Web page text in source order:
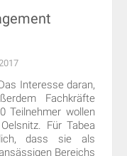
Interesse daran,
Fachkräfte
Teilnehmer wollen
Für Tabea
dass sie als
Bereichs